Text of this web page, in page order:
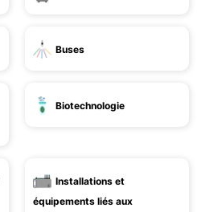
Buses
Biotechnologie
Installations et
équipements liés aux